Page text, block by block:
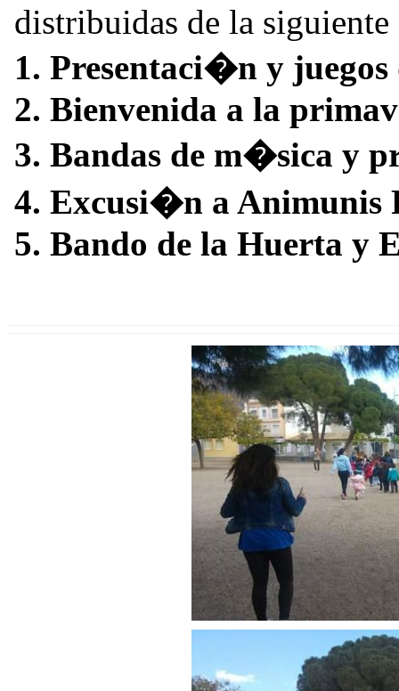
distribuidas de la
1. Presentaci�n y juegos
2. Bienvenida a la
3. Bandas de m�sica y
4. Excusi�n a Animunis
5. Bando de la Huerta y